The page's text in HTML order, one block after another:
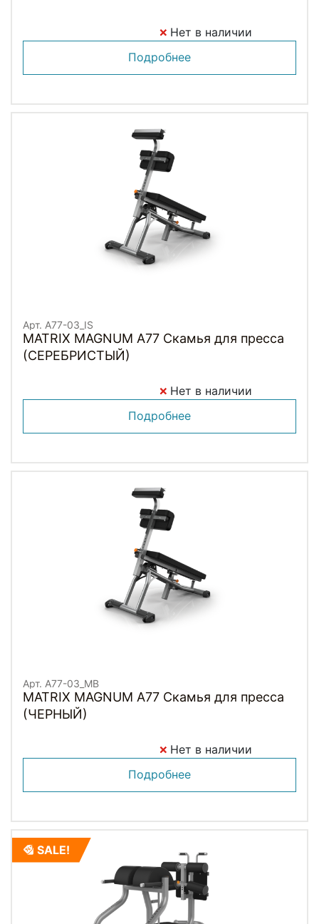
Нет в наличии
Подробнее
Арт. A77-03_IS
MATRIX MAGNUM A77 Скамья для пресса
(СЕРЕБРИСТЫЙ)
Нет в наличии
Подробнее
Арт. A77-03_MB
MATRIX MAGNUM A77 Скамья для пресса
(ЧЕРНЫЙ)
Нет в наличии
Подробнее
SALE!